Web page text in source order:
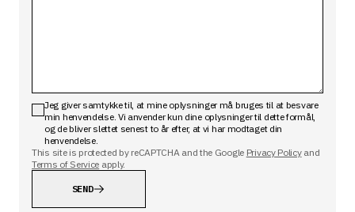
Jeg giver samtykke til, at mine oplysninger må bruges til at besvare
min henvendelse. Vi anvender kun dine oplysninger til dette formål,
og de bliver slettet senest to år efter, at vi har modtaget din
henvendelse.
This site is protected by reCAPTCHA and the Google Privacy Policy and
Terms of Service apply.
SEND